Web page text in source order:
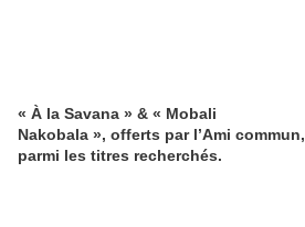
« À la Savana » & « Mobali
Nakobala », offerts par l’Ami commun,
parmi les titres recherchés.